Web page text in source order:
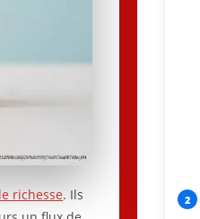
richesse. Ils
2